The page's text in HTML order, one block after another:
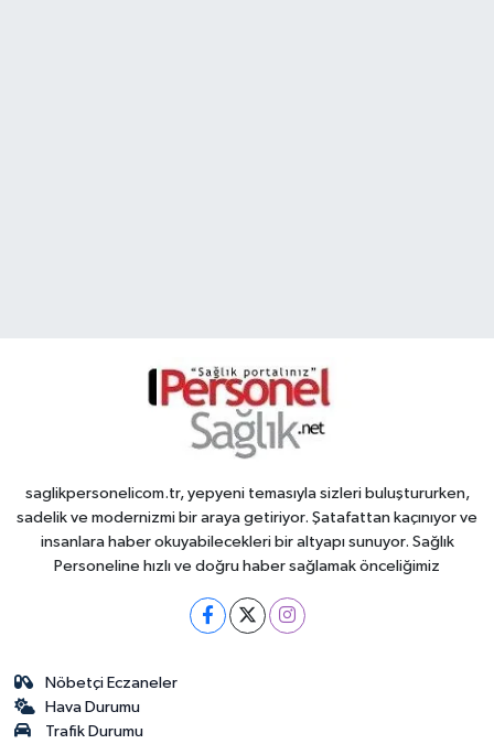
saglikpersonelicom.tr, yepyeni temasıyla sizleri buluştururken,
sadelik ve modernizmi bir araya getiriyor. Şatafattan kaçınıyor ve
insanlara haber okuyabilecekleri bir altyapı sunuyor. Sağlık
Personeline hızlı ve doğru haber sağlamak önceliğimiz
Nöbetçi Eczaneler
Hava Durumu
Trafik Durumu